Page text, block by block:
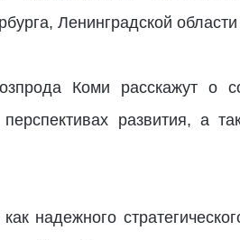
Ленинградской
Коми расскажут о
развития, а
надежного